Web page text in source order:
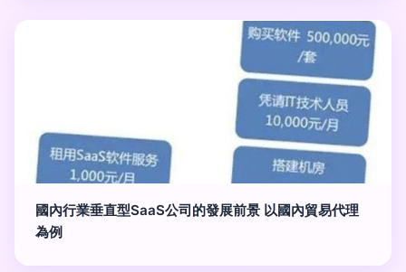
國內行業垂直型SaaS公司的發展前景 以國內貿易代理
為例